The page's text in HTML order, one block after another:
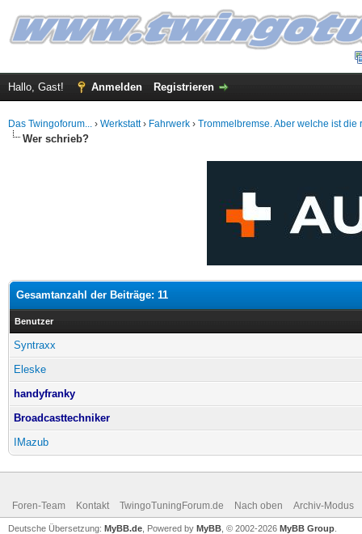
Hallo, Gast! Anmelden Registrieren
Das Twingoforum... › Werkstatt› Fahrwerk › Trommelbremse. Aber welche ist die
Wer schrieb?
Gesamtanzahl der Beiträge: 11
Benutzer
Syntraxx
Eleske
handyfranky
Broadcasttechniker
IMazub
Foren-Team Kontakt TwingoTuningForum.de Nach oben Archiv-Modus
Deutsche Übersetzung: MyBB.de , Powered by MyBB , © 2002-2026 MyBB Group